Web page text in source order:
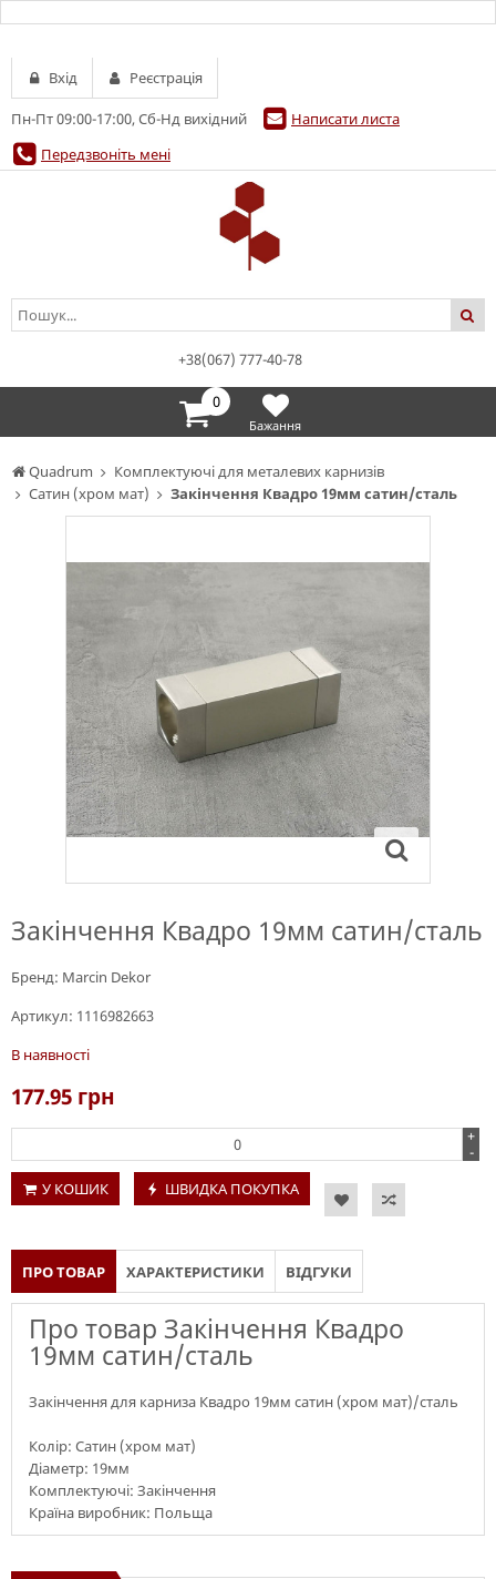
Quadrum
Комплектуючі для металевих карнизів
Сатин (хром мат)
Закінчення Квадро 19мм сатин/сталь
Закінчення Квадро 19мм сатин/сталь
Бренд: Marcin Dekor
Артикул: 1116982663
В наявності
177.95 грн
+
-
У КОШИК
ШВИДКА ПОКУПКА
ПРО ТОВАР ХАРАКТЕРИСТИКИ ВІДГУКИ
Про товар Закінчення Квадро
19мм сатин/сталь
Закінчення для карниза Квадро 19мм сатин (хром мат)/сталь
Колір: Сатин (хром мат)
Діаметр: 19мм
Комплектуючі: Закінчення
Країна виробник: Польща
Пн-Пт 09:00-17:00, Сб-Нд вихідний
Написати листа
Передзвоніть мені
Вхід Реєстрація
+38(067) 777-40-78
0
Бажання